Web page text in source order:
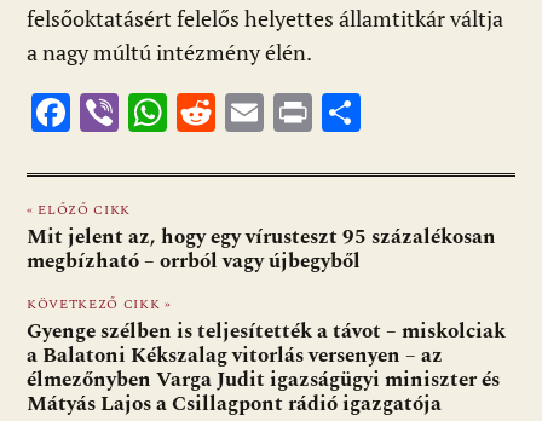
felsőoktatásért felelős helyettes államtitkár váltja
a nagy múltú intézmény élén.
F
e
b
o
o
k
Vi
er
W
at
s
A
p
p
R
d
di
t
E
ai
l
Pr
t za
m
« ELŐZŐ CIKK
Mit jelent az, hogy egy vírusteszt 95 százalékosan
megbízható – orrból vagy újbegyből
KÖVETKEZŐ CIKK »
Gyenge szélben is teljesítették a távot – miskolciak
a Balatoni Kékszalag vitorlás versenyen – az
élmezőnyben Varga Judit igazságügyi miniszter és
Mátyás Lajos a Csillagpont rádió igazgatója